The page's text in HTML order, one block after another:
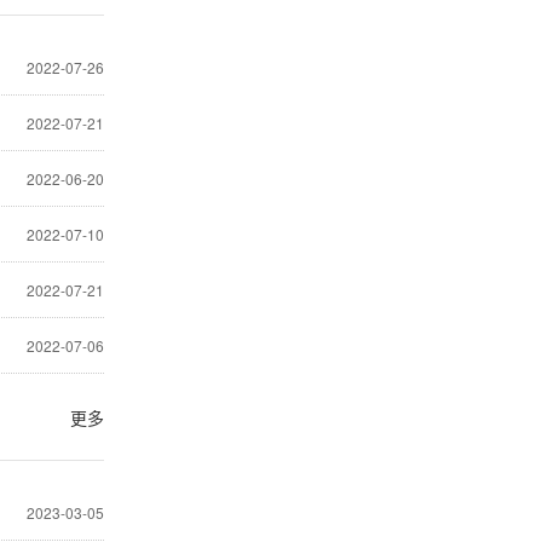
2022-07-26
2022-07-21
2022-06-20
2022-07-10
2022-07-21
2022-07-06
更多
2023-03-05